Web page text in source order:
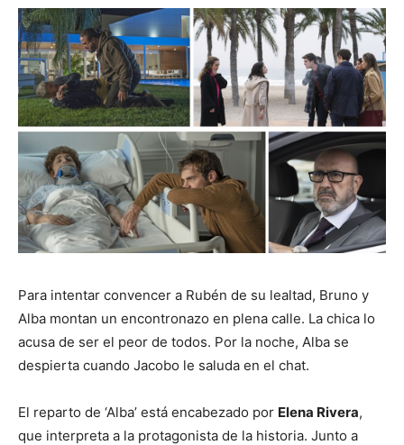
Para intentar convencer a Rubén de su lealtad, Bruno y
Alba montan un encontronazo en plena calle. La chica lo
acusa de ser el peor de todos. Por la noche, Alba se
despierta cuando Jacobo le saluda en el chat.
El reparto de ‘Alba’ está encabezado por Elena Rivera,
que interpreta a la protagonista de la historia. Junto a